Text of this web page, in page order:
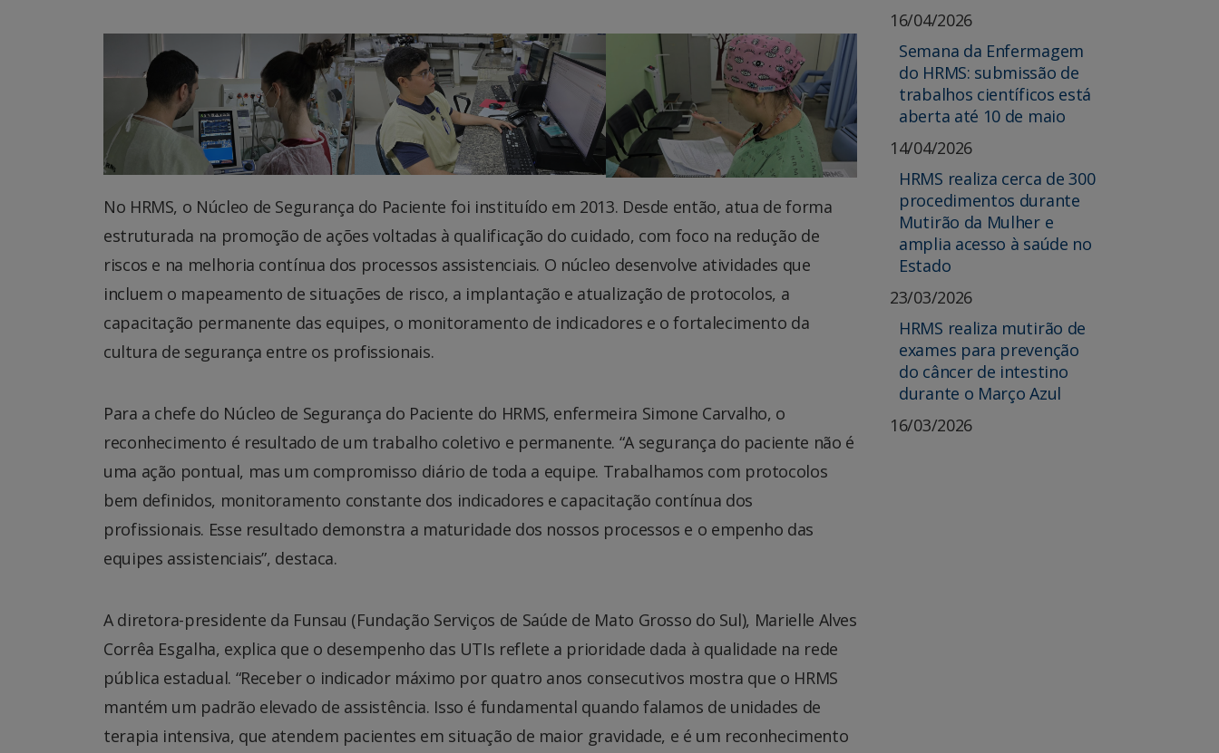
No HRMS, o Núcleo de Segurança do Paciente foi instituído em 2013. Desde então, atua de forma
estruturada na promoção de ações voltadas à qualificação do cuidado, com foco na redução de
riscos e na melhoria contínua dos processos assistenciais. O núcleo desenvolve atividades que
incluem o mapeamento de situações de risco, a implantação e atualização de protocolos, a
capacitação permanente das equipes, o monitoramento de indicadores e o fortalecimento da
cultura de segurança entre os profissionais.
Para a chefe do Núcleo de Segurança do Paciente do HRMS, enfermeira Simone Carvalho, o
reconhecimento é resultado de um trabalho coletivo e permanente. “A segurança do paciente não é
uma ação pontual, mas um compromisso diário de toda a equipe. Trabalhamos com protocolos
bem definidos, monitoramento constante dos indicadores e capacitação contínua dos
profissionais. Esse resultado demonstra a maturidade dos nossos processos e o empenho das
equipes assistenciais”, destaca.
A diretora-presidente da Funsau (Fundação Serviços de Saúde de Mato Grosso do Sul), Marielle Alves
Corrêa Esgalha, explica que o desempenho das UTIs reflete a prioridade dada à qualidade na rede
pública estadual. “Receber o indicador máximo por quatro anos consecutivos mostra que o HRMS
mantém um padrão elevado de assistência. Isso é fundamental quando falamos de unidades de
terapia intensiva, que atendem pacientes em situação de maior gravidade, e é um reconhecimento
16/04/2026
Semana da Enfermagem
do HRMS: submissão de
trabalhos científicos está
aberta até 10 de maio
14/04/2026
HRMS realiza cerca de 300
procedimentos durante
Mutirão da Mulher e
amplia acesso à saúde no
Estado
23/03/2026
HRMS realiza mutirão de
exames para prevenção
do câncer de intestino
durante o Março Azul
16/03/2026